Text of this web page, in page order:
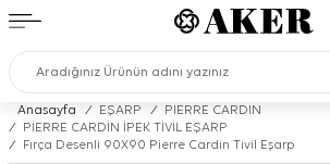
Anasayfa / EŞARP /
PIERRE CARDIN
/
PİERRE CARDİN İPEK TİVİL EŞARP
/
Fırça Desenli 90X90 Pierre Cardin Tivil Eşarp